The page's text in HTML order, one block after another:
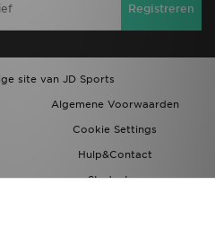
Registreren
site van JD Sports
Algemene Voorwaarden
Cookie Settings
Hulp&Contact
Studenten